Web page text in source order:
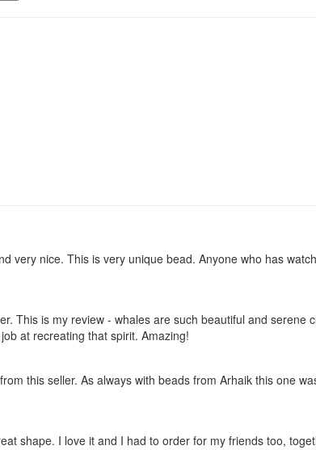
very nice. This is very unique bead. Anyone who has
This is my review - whales are such beautiful and serene
at recreating that spirit. Amazing!
this seller. As always with beads from Arhaik this one
shape. I love it and I had to order for my friends too,